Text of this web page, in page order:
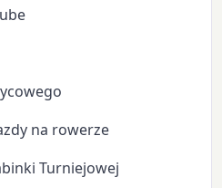
na rowerze
Turniejowej